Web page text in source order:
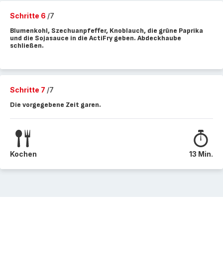
Schritte 6 /7
Blumenkohl, Szechuanpfeffer, Knoblauch, die grüne Paprika
und die Sojasauce in die ActiFry geben. Abdeckhaube
schließen.
Schritte 7 /7
Die vorgegebene Zeit garen.
Kochen 13 Min.